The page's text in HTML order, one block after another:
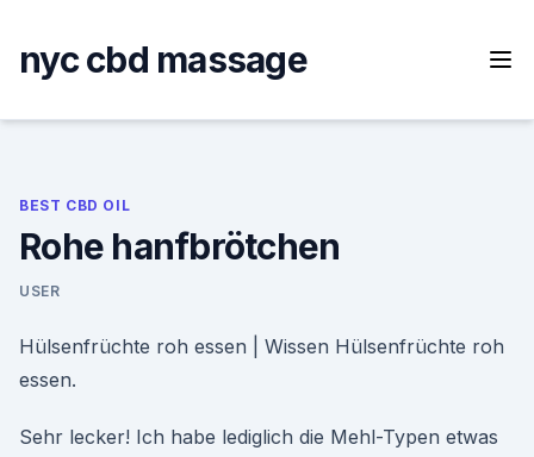
content
nyc cbd massage
BEST CBD OIL
Rohe hanfbrötchen
USER
Hülsenfrüchte roh essen | Wissen Hülsenfrüchte roh
essen.
Sehr lecker! Ich habe lediglich die Mehl-Typen etwas